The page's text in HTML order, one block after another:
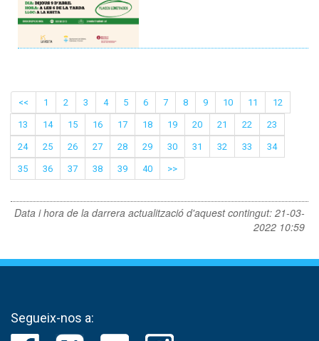
<< 1 2 3 4 5 6 7 8 9 10 11 12
13 14 15 16 17 18 19 20 21 22 23
24 25 26 27 28 29 30 31 32 33 34
35 36 37 38 39 40 >>
Data i hora de la darrera actualització d'aquest contingut: 21-03-
2022 10:59
Segueix-nos a: